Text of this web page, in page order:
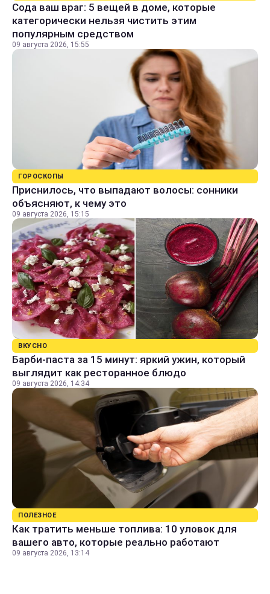
Сода ваш враг: 5 вещей в доме, которые
категорически нельзя чистить этим
популярным средством
09 августа 2026, 15:55
ГОРОСКОПЫ
Приснилось, что выпадают волосы: сонники
объясняют, к чему это
09 августа 2026, 15:15
ВКУСНО
Барби-паста за 15 минут: яркий ужин, который
выглядит как ресторанное блюдо
09 августа 2026, 14:34
ПОЛЕЗНОЕ
Как тратить меньше топлива: 10 уловок для
вашего авто, которые реально работают
09 августа 2026, 13:14